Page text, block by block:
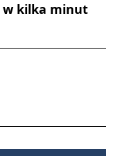
w kilka minut